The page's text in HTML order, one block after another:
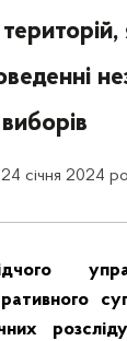
виборів
січня 2024